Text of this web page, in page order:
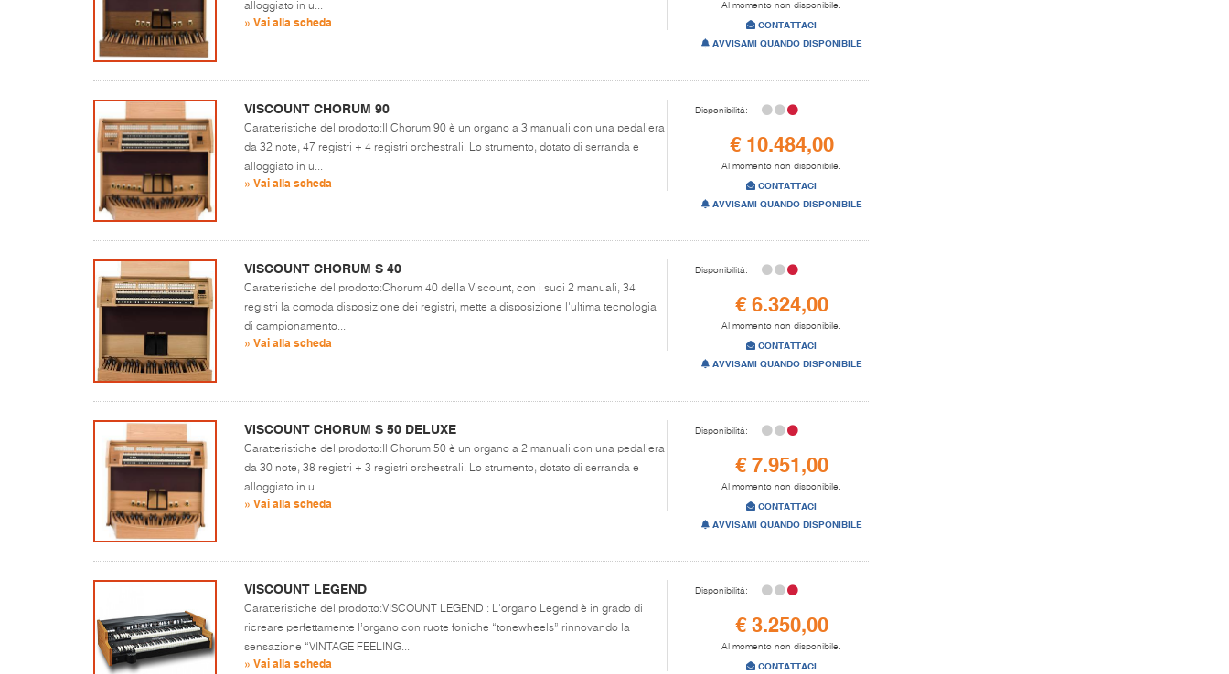
alloggiato in u...
» Vai alla scheda
Al momento non disponibile.
CONTATTACI
AVVISAMI QUANDO DISPONIBILE
VISCOUNT CHORUM 90
Caratteristiche del prodotto:Il Chorum 90 è un organo a 3 manuali con una pedaliera
da 32 note, 47 registri + 4 registri orchestrali. Lo strumento, dotato di serranda e
alloggiato in u...
» Vai alla scheda
Disponibilità:
€ 10.484,00
Al momento non disponibile.
CONTATTACI
AVVISAMI QUANDO DISPONIBILE
VISCOUNT CHORUM S 40
Caratteristiche del prodotto:Chorum 40 della Viscount, con i suoi 2 manuali, 34
registri la comoda disposizione dei registri, mette a disposizione l'ultima tecnologia
di campionamento...
» Vai alla scheda
Disponibilità:
€ 6.324,00
Al momento non disponibile.
CONTATTACI
AVVISAMI QUANDO DISPONIBILE
VISCOUNT CHORUM S 50 DELUXE
Caratteristiche del prodotto:Il Chorum 50 è un organo a 2 manuali con una pedaliera
da 30 note, 38 registri + 3 registri orchestrali. Lo strumento, dotato di serranda e
alloggiato in u...
» Vai alla scheda
Disponibilità:
€ 7.951,00
Al momento non disponibile.
CONTATTACI
AVVISAMI QUANDO DISPONIBILE
VISCOUNT LEGEND
Caratteristiche del prodotto:VISCOUNT LEGEND : L'organo Legend è in grado di
ricreare perfettamente l’organo con ruote foniche “tonewheels” rinnovando la
sensazione “VINTAGE FEELING...
» Vai alla scheda
Disponibilità:
€ 3.250,00
Al momento non disponibile.
CONTATTACI